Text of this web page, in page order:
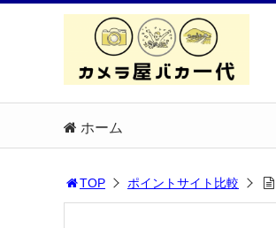
ホーム
TOP ポイントサイト比較